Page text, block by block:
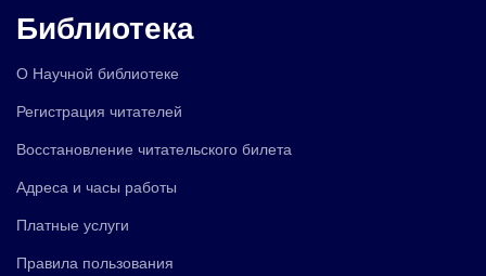
Библиотека
О Научной библиотеке
Регистрация читателей
Восстановление читательского билета
Адреса и часы работы
Платные услуги
Правила пользования